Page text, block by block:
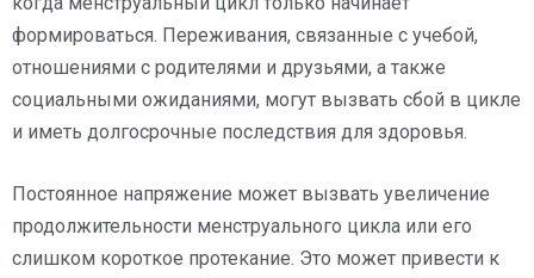
формироваться. Переживания, связанные с учебой,
отношениями с родителями и друзьями, а также
социальными ожиданиями, могут вызвать сбой в цикле
и иметь долгосрочные последствия для здоровья.
Постоянное напряжение может вызвать увеличение
продолжительности менструального цикла или его
слишком короткое протекание. Это может привести к